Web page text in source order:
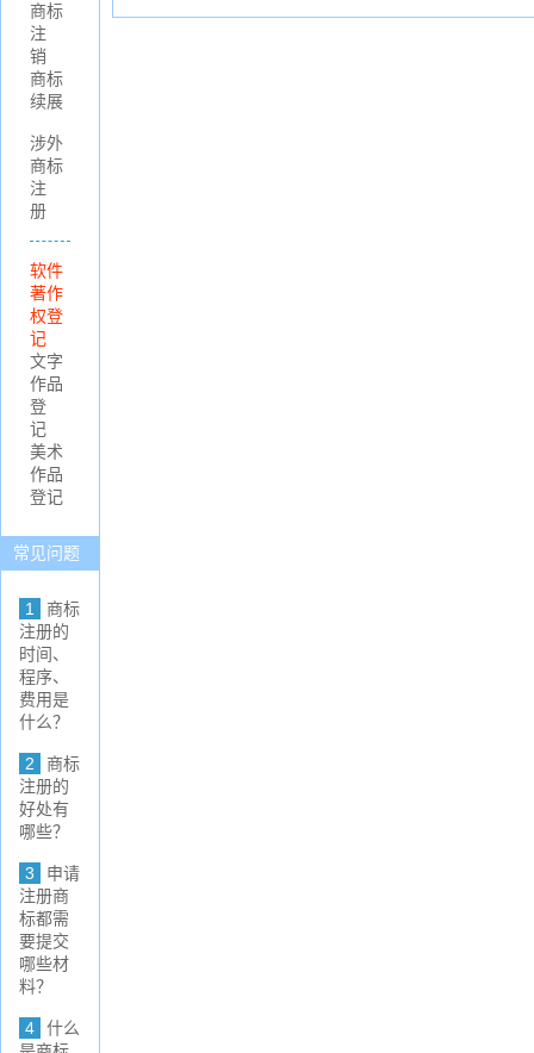
商标
注
销
商标
续展
涉外
商标
注
册
软件
著作
权登
记
文字
作品
登
记
美术
作品
登记
常见问题
1
商标
注册的
时间、
程序、
费用是
什么？
2
商标
注册的
好处有
哪些？
3
申请
注册商
标都需
要提交
哪些材
料？
4
什么